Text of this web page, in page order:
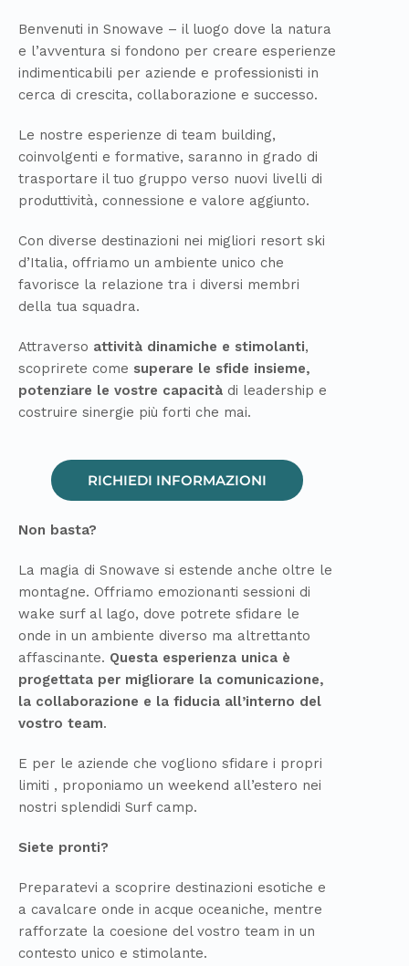
Benvenuti in Snowave – il luogo dove la natura
e l’avventura si fondono per creare esperienze
indimenticabili per aziende e professionisti in
cerca di crescita, collaborazione e successo.
Le nostre esperienze di team building,
coinvolgenti e formative, saranno in grado di
trasportare il tuo gruppo verso nuovi livelli di
produttività, connessione e valore aggiunto.
Con diverse destinazioni nei migliori resort ski
d’Italia, offriamo un ambiente unico che
favorisce la relazione tra i diversi membri
della tua squadra.
Attraverso attività dinamiche e stimolanti,
scoprirete come superare le sfide insieme,
potenziare le vostre capacità di leadership e
costruire sinergie più forti che mai.
RICHIEDI INFORMAZIONI
Non basta?
La magia di Snowave si estende anche oltre le
montagne. Offriamo emozionanti sessioni di
wake surf al lago, dove potrete sfidare le
onde in un ambiente diverso ma altrettanto
affascinante. Questa esperienza unica è
progettata per migliorare la comunicazione,
la collaborazione e la fiducia all’interno del
vostro team.
E per le aziende che vogliono sfidare i propri
limiti , proponiamo un weekend all’estero nei
nostri splendidi Surf camp.
Siete pronti?
Preparatevi a scoprire destinazioni esotiche e
a cavalcare onde in acque oceaniche, mentre
rafforzate la coesione del vostro team in un
contesto unico e stimolante.